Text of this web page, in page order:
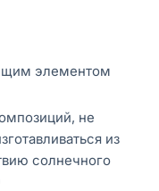
элементом
не
из
солнечного